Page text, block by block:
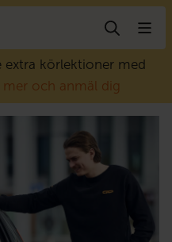
extra körlektioner med
mer och anmäl dig